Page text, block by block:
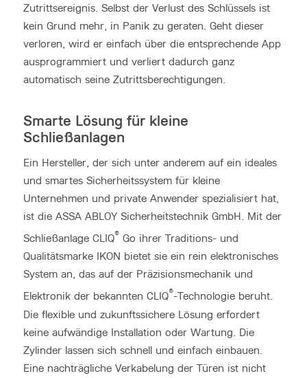
Zutrittsereignis. Selbst der Verlust des Schlüssels ist
kein Grund mehr, in Panik zu geraten. Geht dieser
verloren, wird er einfach über die entsprechende App
ausprogrammiert und verliert dadurch ganz
automatisch seine Zutrittsberechtigungen.
Smarte Lösung für kleine
Schließanlagen
Ein Hersteller, der sich unter anderem auf ein ideales
und smartes Sicherheitssystem für kleine
Unternehmen und private Anwender spezialisiert hat,
ist die ASSA ABLOY Sicherheitstechnik GmbH. Mit der
Schließanlage CLIQ® Go ihrer Traditions- und
Qualitätsmarke IKON bietet sie ein rein elektronisches
System an, das auf der Präzisionsmechanik und
Elektronik der bekannten CLIQ®-Technologie beruht.
Die flexible und zukunftssichere Lösung erfordert
keine aufwändige Installation oder Wartung. Die
Zylinder lassen sich schnell und einfach einbauen.
Eine nachträgliche Verkabelung der Türen ist nicht